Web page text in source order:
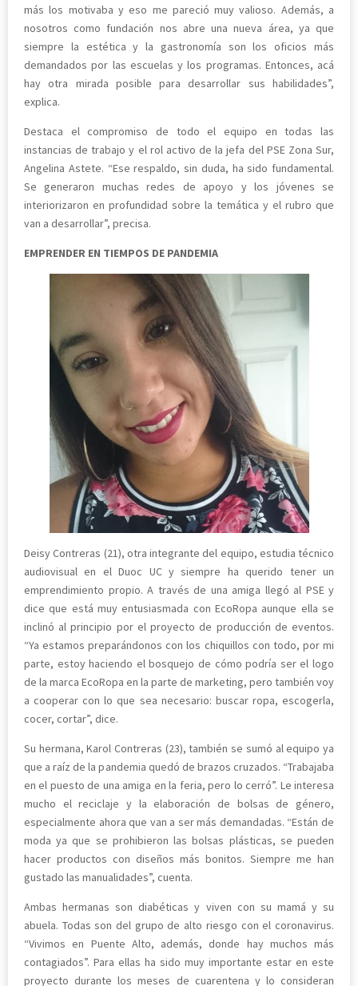
más los motivaba y eso me pareció muy valioso. Además, a
nosotros como fundación nos abre una nueva área, ya que
siempre la estética y la gastronomía son los oficios más
demandados por las escuelas y los programas. Entonces, acá
hay otra mirada posible para desarrollar sus habilidades”,
explica.
Destaca el compromiso de todo el equipo en todas las
instancias de trabajo y el rol activo de la jefa del PSE Zona Sur,
Angelina Astete. “Ese respaldo, sin duda, ha sido fundamental.
Se generaron muchas redes de apoyo y los jóvenes se
interiorizaron en profundidad sobre la temática y el rubro que
van a desarrollar”, precisa.
EMPRENDER EN TIEMPOS DE PANDEMIA
Deisy Contreras (21), otra integrante del equipo, estudia técnico
audiovisual en el Duoc UC y siempre ha querido tener un
emprendimiento propio. A través de una amiga llegó al PSE y
dice que está muy entusiasmada con EcoRopa aunque ella se
inclinó al principio por el proyecto de producción de eventos.
“Ya estamos preparándonos con los chiquillos con todo, por mi
parte, estoy haciendo el bosquejo de cómo podría ser el logo
de la marca EcoRopa en la parte de marketing, pero también voy
a cooperar con lo que sea necesario: buscar ropa, escogerla,
cocer, cortar”, dice.
Su hermana, Karol Contreras (23), también se sumó al equipo ya
que a raíz de la pandemia quedó de brazos cruzados. “Trabajaba
en el puesto de una amiga en la feria, pero lo cerró”. Le interesa
mucho el reciclaje y la elaboración de bolsas de género,
especialmente ahora que van a ser más demandadas. “Están de
moda ya que se prohibieron las bolsas plásticas, se pueden
hacer productos con diseños más bonitos. Siempre me han
gustado las manualidades”, cuenta.
Ambas hermanas son diabéticas y viven con su mamá y su
abuela. Todas son del grupo de alto riesgo con el coronavirus.
“Vivimos en Puente Alto, además, donde hay muchos más
contagiados”. Para ellas ha sido muy importante estar en este
proyecto durante los meses de cuarentena y lo consideran